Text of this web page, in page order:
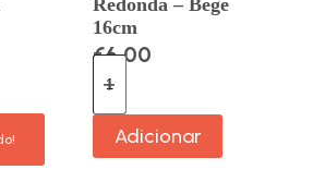
16cm
€6.00
Adicionar